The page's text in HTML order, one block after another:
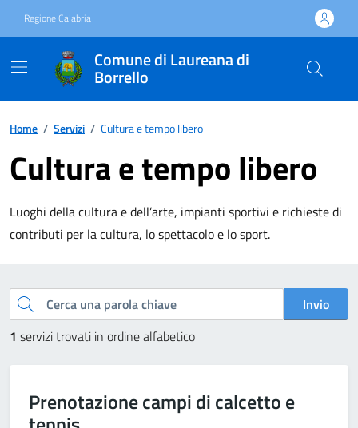
Regione Calabria
Comune di Laureana di
Borrello
Home / Servizi / Cultura e tempo libero
Cultura e tempo libero
Luoghi della cultura e dell’arte, impianti sportivi e richieste di
contributi per la cultura, lo spettacolo e lo sport.
Esplora tutti i servizi
Cerca una parola chiave
Invio
1 servizi trovati in ordine alfabetico
Prenotazione campi di calcetto e